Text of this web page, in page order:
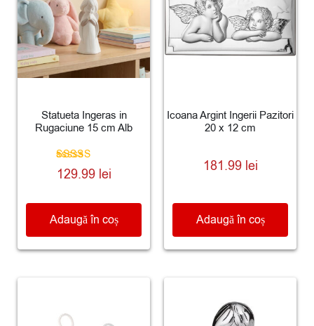
Statueta Ingeras in
Rugaciune 15 cm Alb
Evaluat la
5.00
129.99 lei
Adaugă în coș
Icoana Argint Ingerii Pazitori
20 x 12 cm
181.99 lei
Adaugă în coș